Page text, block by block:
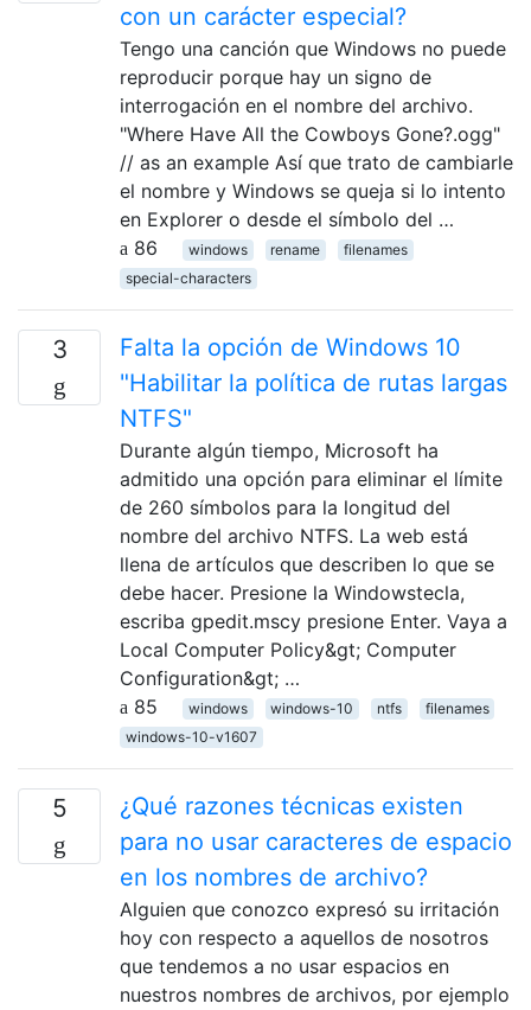
con un carácter especial?
Tengo una canción que Windows no puede
reproducir porque hay un signo de
interrogación en el nombre del archivo.
"Where Have All the Cowboys Gone?.ogg"
// as an example Así que trato de cambiarle
el nombre y Windows se queja si lo intento
en Explorer o desde el símbolo del …
86
windows rename
filenames
special-characters
3
Falta la opción de Windows 10
"Habilitar la política de rutas largas
NTFS"
Durante algún tiempo, Microsoft ha
admitido una opción para eliminar el límite
de 260 símbolos para la longitud del
nombre del archivo NTFS. La web está
llena de artículos que describen lo que se
debe hacer. Presione la Windowstecla,
escriba gpedit.mscy presione Enter. Vaya a
Local Computer Policy&gt; Computer
Configuration&gt; …
85
windows windows-10 ntfs
filenames
windows-10-v1607
5
¿Qué razones técnicas existen
para no usar caracteres de espacio
en los nombres de archivo?
Alguien que conozco expresó su irritación
hoy con respecto a aquellos de nosotros
que tendemos a no usar espacios en
nuestros nombres de archivos, por ejemplo